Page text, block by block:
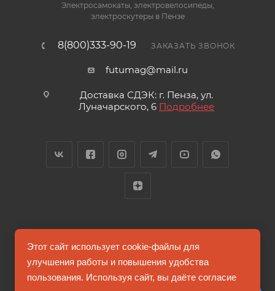
Электросамокаты, электровелосипеды,
электроскутеры в Пензе
8(800)333-90-19 ЗАКАЗАТЬ ЗВОНОК
futumag@mail.ru
Доставка СДЭК: г. Пенза, ул.
Луначарского, 6 Подробнее
2026 © FUTUMAG.RU
Этот сайт использует cookie-файлы для
улучшения работы и повышения удобства
пользования. Используя сайт, вы даёте согласие